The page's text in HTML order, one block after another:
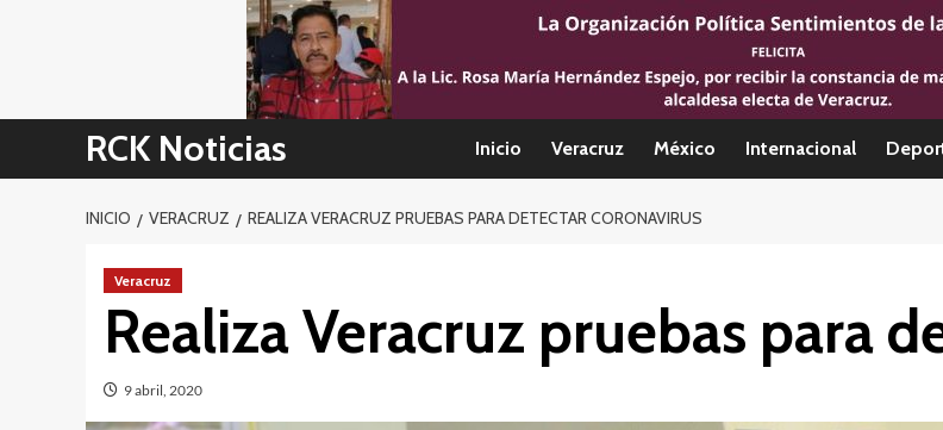
RCK Noticias Inicio Veracruz México Internacional
INICIO VERACRUZ REALIZA VERACRUZ PRUEBAS PARA DETECTAR CORONAVIRUS
Veracruz
Realiza Veracruz pruebas para
9 abril, 2020